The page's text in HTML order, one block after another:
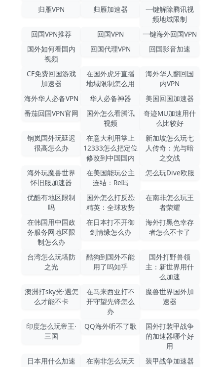
归雁VPN
归雁加速器
一键解除腾讯视
频地域限制
回国VPN推荐
回国VPN
一键海外回国VPN
国外如何看国内
视频
回国代理VPN 回国影音加速
CF免费回国游戏
加速器
在国外虎牙直播
地域限制怎么用
海外华人翻回国
内VPN
海外华人必备VPN
华人必备神器
美国回国加速器
番茄回国VPN官网
国外怎么看腾讯
视频
奇迹MU加速用什
么比较好
钢岚国外玩延迟
很高怎么办
在意大利用掌上
12333怎么把定位
修改到中国国内
新加坡怎么玩七
人传奇：光与暗
之交战
海外玩魔兽世界
怀旧服加速器
在美国能玩公主
连结：Re吗
怎么玩Dive欧服
优酷有地区限制
吗
国外怎么打反恐
精英：全球攻势
在南非怎么玩王
者荣耀
在韩国用中国政
务服务网地区限
制怎么办
在日本打不开御
剑情缘怎么办
海外打黑色幸存
者怎么不卡了
台湾怎么玩塔防
之光
酷狗到国外不能
用了吗知乎
国外打野兽领
主：新世界用什
么加速
澳洲打sky光·遇怎
么才能不卡
在马来西亚打不
开守望先锋怎么
办
魔兽世界国外加
速器
印度怎么玩帝王·
三国
QQ海外听不了歌
国外打装甲战争
的加速器哪个好
用
日本用什么加速
在南非怎么玩天
装甲战争加速器